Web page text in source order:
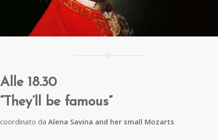
Alle 18.30
“They’ll be famous”
coordinato da Alena Savina and her small Mozarts